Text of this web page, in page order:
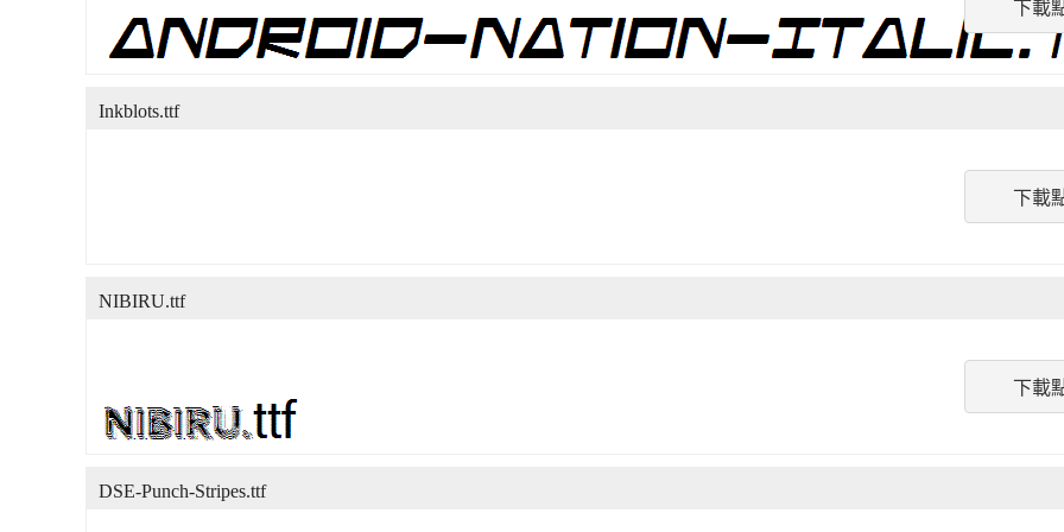
下載
下載
Inkblots.ttf
下載
NIBIRU.ttf
DSE-Punch-Stripes.ttf